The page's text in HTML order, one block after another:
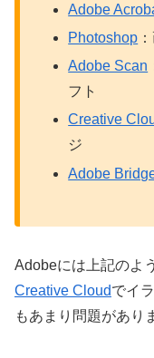
Adobe
Photoshop
Adobe Scan
フト
Creative
ジ
Adobe
Adobeには上記のよ
Creative Cloudでイ
もあまり問題があり